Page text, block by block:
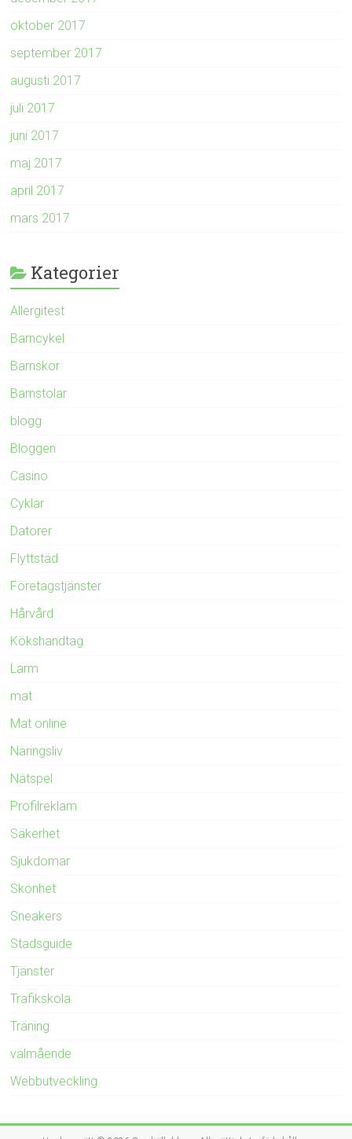
oktober 2017
september 2017
augusti 2017
juli 2017
juni 2017
maj 2017
april 2017
mars 2017
Kategorier
Allergitest
Barncykel
Barnskor
Barnstolar
blogg
Bloggen
Casino
Cyklar
Datorer
Flyttstäd
Företagstjänster
Hårvård
Kökshandtag
Larm
mat
Mat online
Näringsliv
Nätspel
Profilreklam
Säkerhet
Sjukdomar
Skönhet
Sneakers
Stadsguide
Tjänster
Trafikskola
Träning
välmående
Webbutveckling